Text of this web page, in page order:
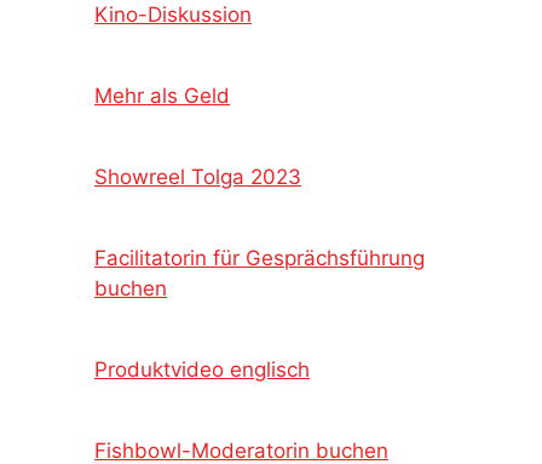
Kino-Diskussion
Mehr als Geld
Showreel Tolga 2023
Facilitatorin für Gesprächsführung
buchen
Produktvideo englisch
Fishbowl-Moderatorin buchen